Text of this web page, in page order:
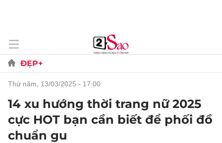
ĐẸP+
thứ năm, 13/03/2025 - 17:00
14 xu hướng thời trang nữ 2025
cực HOT bạn cần biết để phối đồ
chuẩn gu